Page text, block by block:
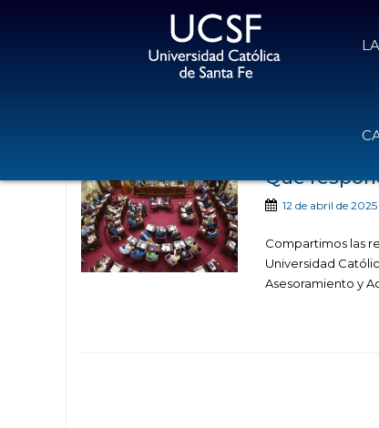
Qué
12 de abril de 2025
Compartimos las
Universidad
Asesoramiento y